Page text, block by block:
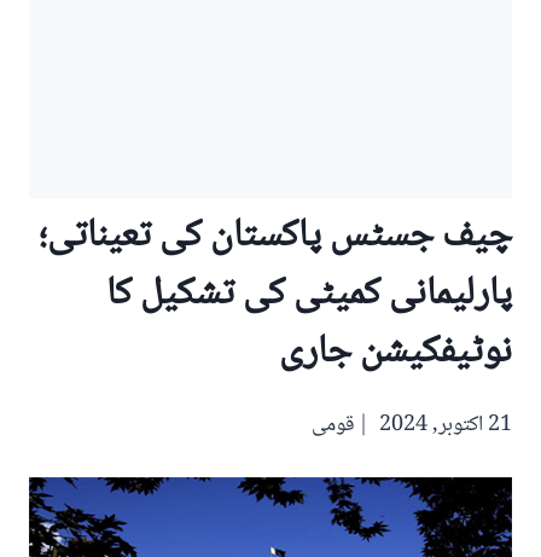
چیف جسٹس پاکستان کی تعیناتی؛
پارلیمانی کمیٹی کی تشکیل کا
نوٹیفکیشن جاری
21 اکتوبر, 2024 قومی